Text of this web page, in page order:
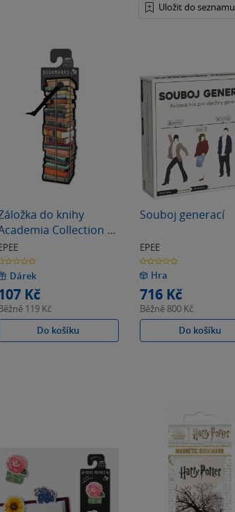
Uložit do seznamu
do knihy
Collection -
knih
Dárek
Kč
119 Kč
Do košíku
Souboj generací
EPEE
0.0
z
5
hvězdiček
Hra
716 Kč
Běžně 800 Kč
Do košíku